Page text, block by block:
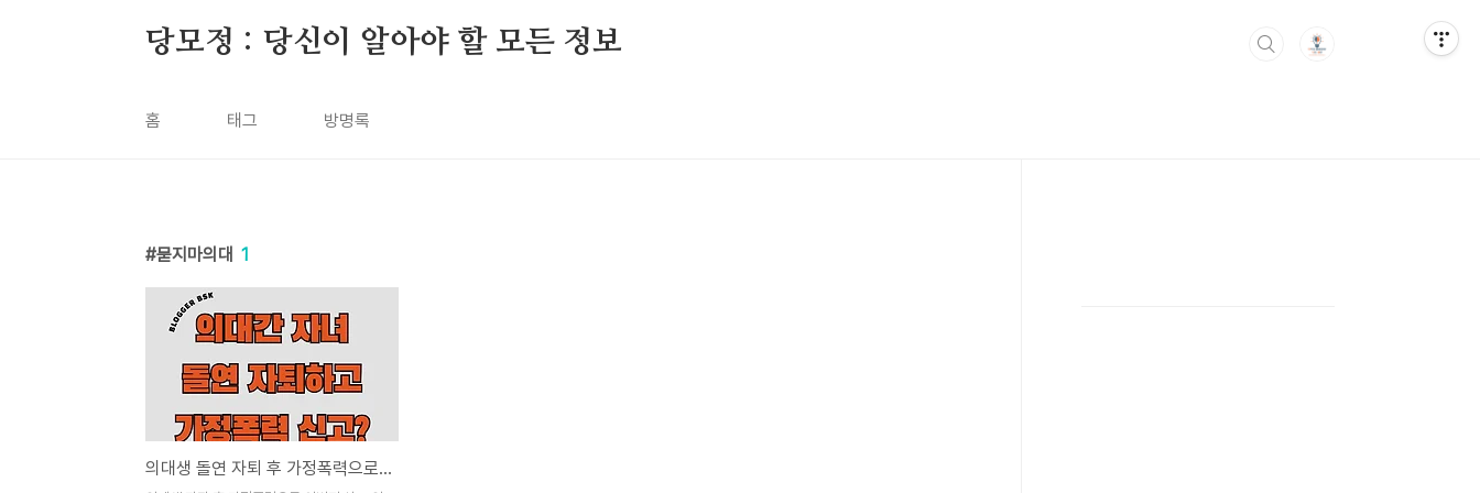
당모정 : 당신이 알아야 할 모든 정보
홈 태그 방명록
묻지마의대 1
의대생 돌연 자퇴 후 가정폭력으로 신고